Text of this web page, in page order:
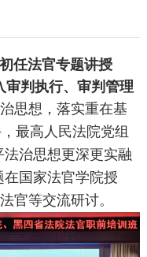
任法官专题讲授
审判执行、审判管理
思想，落实重在基
最高人民法院党组
治思想更深更实融
在国家法官学院授
官等交流研讨。